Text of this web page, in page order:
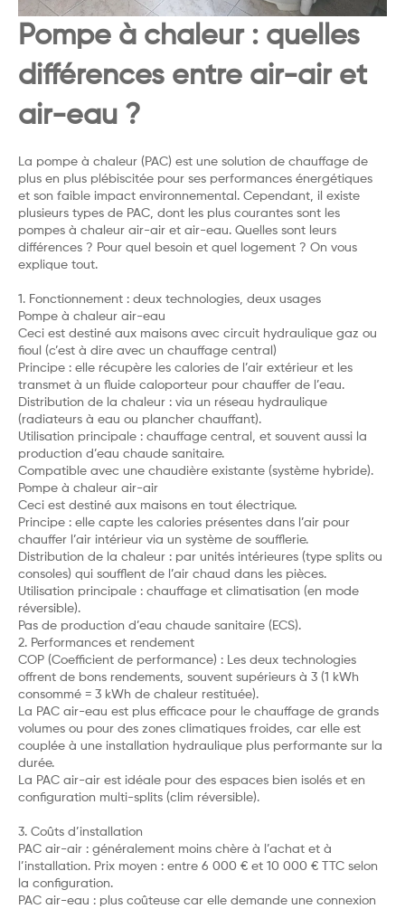
Pompe à chaleur : quelles
différences entre air-air et
air-eau ?
La pompe à chaleur (PAC) est une solution de chauffage de
plus en plus plébiscitée pour ses performances énergétiques
et son faible impact environnemental. Cependant, il existe
plusieurs types de PAC, dont les plus courantes sont les
pompes à chaleur air-air et air-eau. Quelles sont leurs
différences ? Pour quel besoin et quel logement ? On vous
explique tout.
1. Fonctionnement : deux technologies, deux usages
Pompe à chaleur air-eau
Ceci est destiné aux maisons avec circuit hydraulique gaz ou
fioul (c’est à dire avec un chauffage central)
Principe : elle récupère les calories de l’air extérieur et les
transmet à un fluide caloporteur pour chauffer de l’eau.
Distribution de la chaleur : via un réseau hydraulique
(radiateurs à eau ou plancher chauffant).
Utilisation principale : chauffage central, et souvent aussi la
production d’eau chaude sanitaire.
Compatible avec une chaudière existante (système hybride).
Pompe à chaleur air-air
Ceci est destiné aux maisons en tout électrique.
Principe : elle capte les calories présentes dans l’air pour
chauffer l’air intérieur via un système de soufflerie.
Distribution de la chaleur : par unités intérieures (type splits ou
consoles) qui soufflent de l’air chaud dans les pièces.
Utilisation principale : chauffage et climatisation (en mode
réversible).
Pas de production d’eau chaude sanitaire (ECS).
2. Performances et rendement
COP (Coefficient de performance) : Les deux technologies
offrent de bons rendements, souvent supérieurs à 3 (1 kWh
consommé = 3 kWh de chaleur restituée).
La PAC air-eau est plus efficace pour le chauffage de grands
volumes ou pour des zones climatiques froides, car elle est
couplée à une installation hydraulique plus performante sur la
durée.
La PAC air-air est idéale pour des espaces bien isolés et en
configuration multi-splits (clim réversible).
3. Coûts d’installation
PAC air-air : généralement moins chère à l’achat et à
l’installation. Prix moyen : entre 6 000 € et 10 000 € TTC selon
la configuration.
PAC air-eau : plus coûteuse car elle demande une connexion